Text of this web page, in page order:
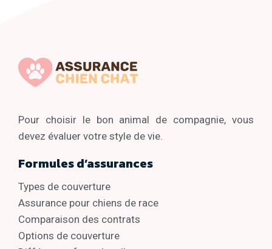
Pour choisir le bon animal de compagnie, vous
devez évaluer votre style de vie.
Formules d’assurances
Types de couverture
Assurance pour chiens de race
Comparaison des contrats
Options de couverture